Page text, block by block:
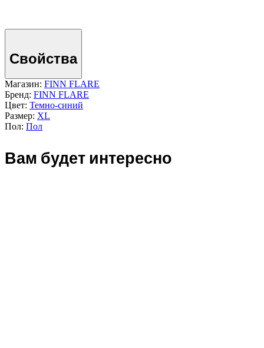
Свойства
Магазин: FINN FLARE
Бренд: FINN FLARE
Цвет: Темно-cиний
Размер: XL
Пол: Пол
Вам будет интересно